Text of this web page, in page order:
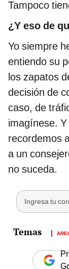
Tampoco
¿Y eso de
Yo siempre
entiendo su
los zapatos
decisión de
caso, de
imagínese.
recordemos
a un
no suceda.